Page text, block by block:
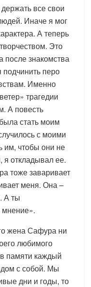
все свои
Иначе я мог
А теперь
Это
после знакомства
перо
Именно
трагедии
А повесть
стать моим
с моими
им, чтобы они не
я откладывал ее.
тоже заваривает
меня. Она –
А ты
жена Сафура ни
любимого
памяти каждый
с собой. Мы
дни и годы, то